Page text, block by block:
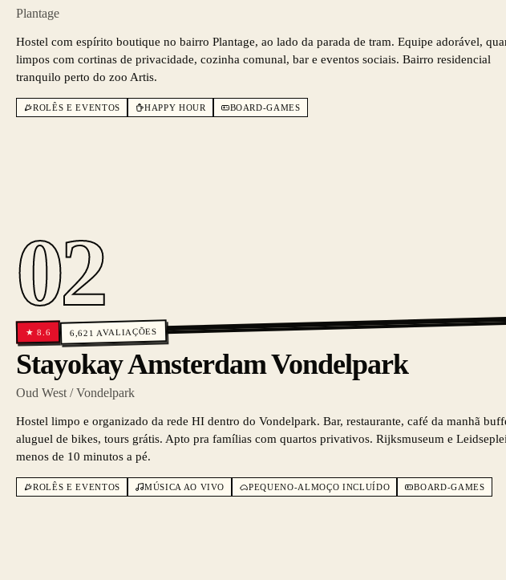
Plantage
Hostel com espírito boutique no bairro Plantage, ao lado da parada de tram. Equipe adorável,
limpos com cortinas de privacidade, cozinha comunal, bar e eventos sociais. Bairro residencial
tranquilo perto do zoo Artis.
ROLÊS E EVENTOS HAPPY HOUR
BOARD-GAMES
02
★8.6 6,621 AVALIAÇÕES
Stayokay Amsterdam Vondelpark
Oud West / Vondelpark
Hostel limpo e organizado da rede HI dentro do Vondelpark. Bar, restaurante, café da manhã
aluguel de bikes, tours grátis. Apto pra famílias com quartos privativos. Rijksmuseum e
menos de 10 minutos a pé.
ROLÊS E EVENTOS MÚSICA AO VIVO PEQUENO-ALMOÇO INCLUÍDO
BOARD-GAMES